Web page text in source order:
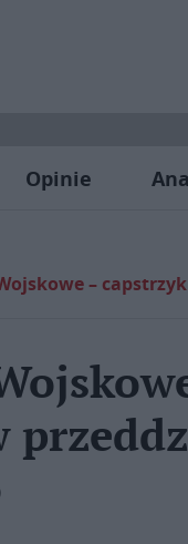
Opinie
–